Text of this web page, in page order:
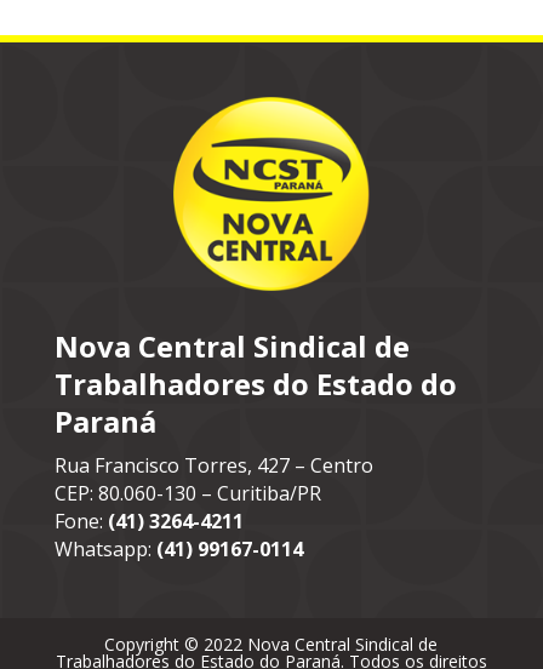
Nova Central Sindical de
Trabalhadores do Estado do
Paraná
Rua Francisco Torres, 427 – Centro
CEP: 80.060-130 – Curitiba/PR
Fone: (41) 3264-4211
Whatsapp: (41) 99167-0114
Copyright © 2022 Nova Central Sindical de
Trabalhadores do Estado do Paraná. Todos os direitos